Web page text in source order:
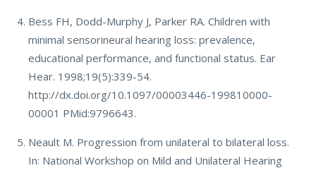
Bess FH, Dodd-Murphy J, Parker RA. Children with
minimal sensorineural hearing loss: prevalence,
educational performance, and functional status. Ear
Hear. 1998;19(5):339-54.
http://dx.doi.org/10.1097/00003446-199810000-
00001 PMid:9796643.
Neault M. Progression from unilateral to bilateral loss.
In: National Workshop on Mild and Unilateral Hearing